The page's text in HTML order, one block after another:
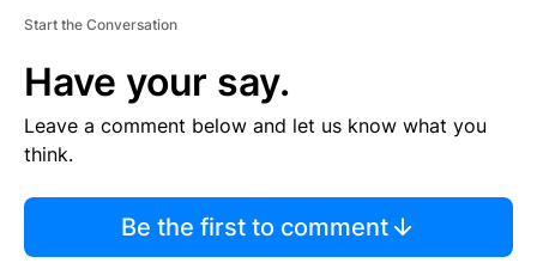
Start the Conversation
Have your say.
Leave a comment below and let us know what you
think.
Be the first to comment